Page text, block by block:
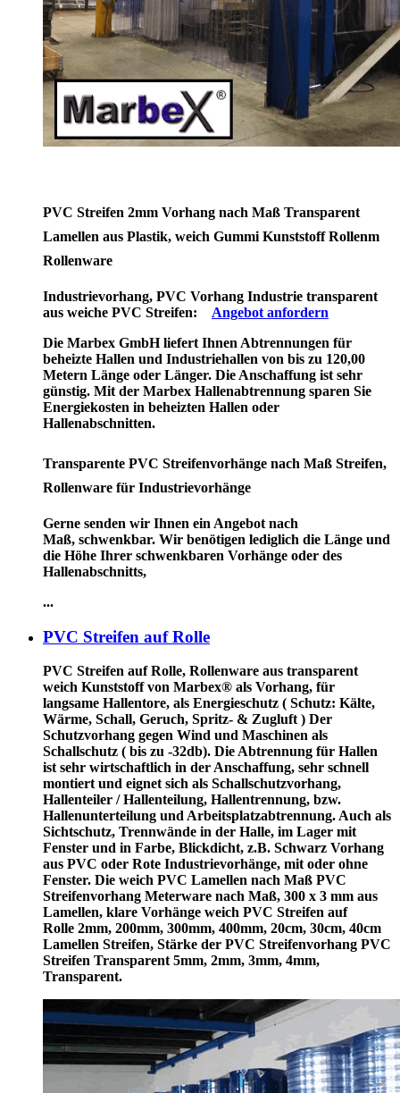
PVC Streifen 2mm Vorhang nach Maß Transparent
Lamellen aus Plastik, weich Gummi Kunststoff Rollenm
Rollenware
Industrievorhang, PVC Vorhang Industrie transparent
aus weiche PVC Streifen:
Angebot anfordern
Die Marbex GmbH liefert Ihnen Abtrennungen für
beheizte Hallen und Industriehallen von bis zu 120,00
Metern Länge oder Länger. Die Anschaffung ist sehr
günstig. Mit der Marbex Hallenabtrennung sparen Sie
Energiekosten in beheizten Hallen oder
Hallenabschnitten.
Transparente PVC Streifenvorhänge nach Maß Streifen,
Rollenware für Industrievorhänge
Gerne senden wir Ihnen ein Angebot nach
Maß, schwenkbar. Wir benötigen lediglich die Länge und
die Höhe Ihrer schwenkbaren Vorhänge oder des
Hallenabschnitts,
...
PVC Streifen auf Rolle
PVC Streifen auf Rolle, Rollenware aus transparent
weich Kunststoff von Marbex® als Vorhang, für
langsame Hallentore, als Energieschutz ( Schutz: Kälte,
Wärme, Schall, Geruch, Spritz- & Zugluft ) Der
Schutzvorhang gegen Wind und Maschinen als
Schallschutz ( bis zu -32db). Die Abtrennung für Hallen
ist sehr wirtschaftlich in der Anschaffung, sehr schnell
montiert und eignet sich als Schallschutzvorhang,
Hallenteiler /Hallenteilung, Hallentrennung, bzw.
Hallenunterteilung und Arbeitsplatzabtrennung. Auch als
Sichtschutz, Trennwände in der Halle, im Lager mit
Fenster und in Farbe, Blickdicht, z.B. Schwarz Vorhang
aus PVC oder Rote Industrievorhänge, mit oder ohne
Fenster. Die weich PVC Lamellen nach Maß PVC
Streifenvorhang Meterware nach Maß, 300 x 3 mm aus
Lamellen, klare Vorhänge weich PVC Streifen auf
Rolle 2mm, 200mm, 300mm, 400mm, 20cm, 30cm, 40cm
Lamellen Streifen, Stärke der PVC Streifenvorhang PVC
Streifen Transparent 5mm, 2mm, 3mm, 4mm,
Transparent.